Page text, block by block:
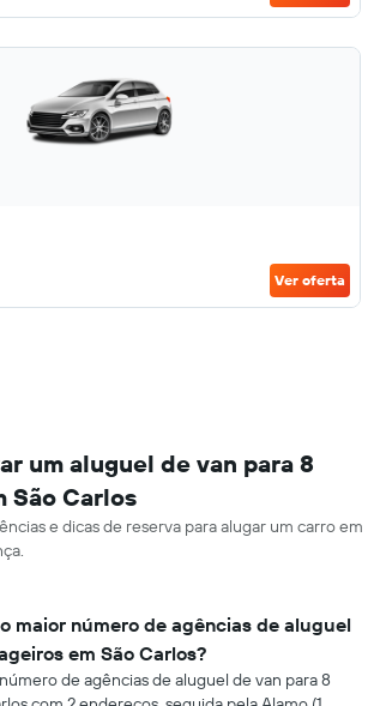
Ver oferta
um aluguel de van para 8
São Carlos
e dicas de reserva para alugar um carro em
maior número de agências de aluguel
em São Carlos?
de agências de aluguel de van para 8